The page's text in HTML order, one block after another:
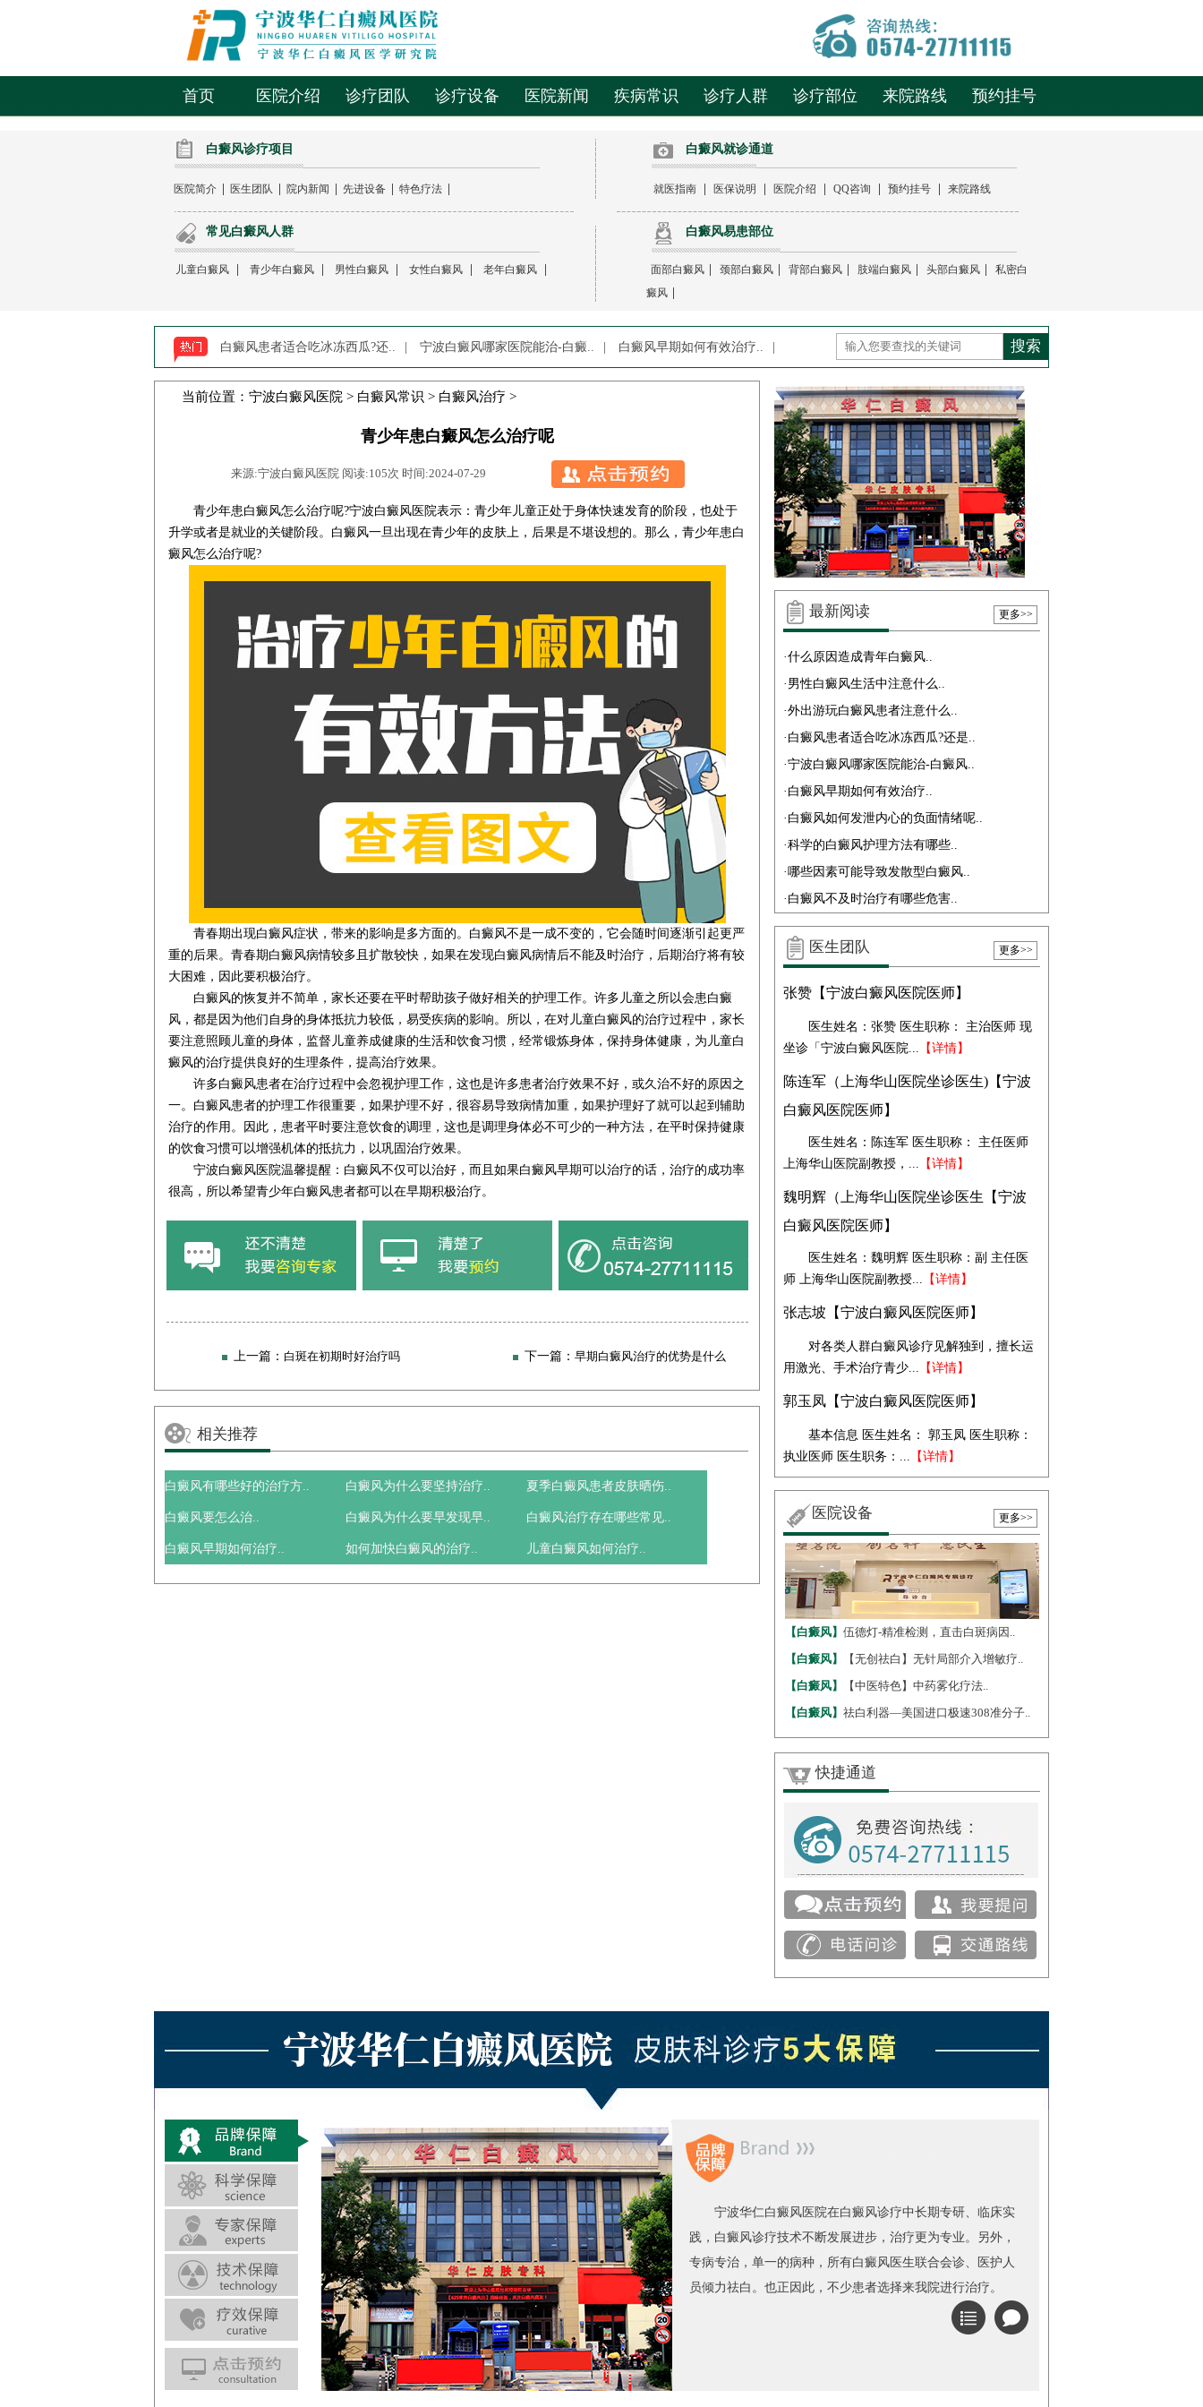
首页 医院介绍 诊疗团队 诊疗设备 医院新闻 疾病常识 诊疗人群 诊疗部位 来院路线 预约挂号
白癜风诊疗项目 白癜风就诊通道
常见白癜风人群 白癜风易患部位
医院简介 医生团队 院内新闻 先进设备 特色疗法 就医指南 医保说明 医院介绍 QQ咨询 预约挂号 来院路线
儿童白癜风 青少年白癜风 男性白癜风 女性白癜风 老年白癜风 面部白癜风 颈部白癜风 背部白癜风 肢端白癜风 头部白癜风
私密白
癜风
白癜风患者适合吃冰冻西瓜?还.. 宁波白癜风哪家医院能治-白癜.. 白癜风早期如何有效治疗..
当前位置： 宁波白癜风医院 > 白癜风常识 > 白癜风治疗 >
青少年患白癜风怎么治疗呢
来源:宁波白癜风医院 阅读:105次 时间:2024-07-29
青少年患白癜风怎么治疗呢?宁波白癜风医院表示：青少年儿童正处于身体快速发育的阶段，也处于
升学或者是就业的关键阶段。白癜风一旦出现在青少年的皮肤上，后果是不堪设想的。那么，青少年患白
癜风怎么治疗呢?
青春期出现白癜风症状，带来的影响是多方面的。白癜风不是一成不变的，它会随时间逐渐引起更严
重的后果。青春期白癜风病情较多且扩散较快，如果在发现白癜风病情后不能及时治疗，后期治疗将有较
大困难，因此要积极治疗。
白癜风的恢复并不简单，家长还要在平时帮助孩子做好相关的护理工作。许多儿童之所以会患白癜
风，都是因为他们自身的身体抵抗力较低，易受疾病的影响。所以，在对儿童白癜风的治疗过程中，家长
要注意照顾儿童的身体，监督儿童养成健康的生活和饮食习惯，经常锻炼身体，保持身体健康，为儿童白
癜风的治疗提供良好的生理条件，提高治疗效果。
许多白癜风患者在治疗过程中会忽视护理工作，这也是许多患者治疗效果不好，或久治不好的原因之
一。白癜风患者的护理工作很重要，如果护理不好，很容易导致病情加重，如果护理好了就可以起到辅助
治疗的作用。因此，患者平时要注意饮食的调理，这也是调理身体必不可少的一种方法，在平时保持健康
的饮食习惯可以增强机体的抵抗力，以巩固治疗效果。
宁波白癜风医院温馨提醒：白癜风不仅可以治好，而且如果白癜风早期可以治疗的话，治疗的成功率
很高，所以希望青少年白癜风患者都可以在早期积极治疗。
上一篇： 白斑在初期时好治疗吗 下一篇： 早期白癜风治疗的优势是什么
相关推荐
白癜风有哪些好的治疗方.. 白癜风为什么要坚持治疗.. 夏季白癜风患者皮肤晒伤..
白癜风要怎么治.. 白癜风为什么要早发现早.. 白癜风治疗存在哪些常见..
白癜风早期如何治疗.. 如何加快白癜风的治疗.. 儿童白癜风如何治疗..
最新阅读 更多>>
·什么原因造成青年白癜风..
· 男性白癜风生活中注意什么..
·外出游玩白癜风患者注意什么..
· 白癜风患者适合吃冰冻西瓜?还是..
·宁波白癜风哪家医院能治-白癜风..
· 白癜风早期如何有效治疗..
· 白癜风如何发泄内心的负面情绪呢..
·科学的白癜风护理方法有哪些..
·哪些因素可能导致发散型白癜风..
· 白癜风不及时治疗有哪些危害..
医生团队 更多>>
张赞【宁波白癜风医院医师】
医生姓名：张赞 医生职称： 主治医师 现
坐诊「宁波白癜风医院... 【详情】
陈连军（上海华山医院坐诊医生)【宁波
白癜风医院医师】
医生姓名：陈连军 医生职称： 主任医师
上海华山医院副教授，... 【详情】
魏明辉（上海华山医院坐诊医生【宁波
白癜风医院医师】
医生姓名：魏明辉 医生职称：副 主任医
师 上海华山医院副教授... 【详情】
张志坡【宁波白癜风医院医师】
对各类人群白癜风诊疗见解独到，擅长运
用激光、手术治疗青少... 【详情】
郭玉凤【宁波白癜风医院医师】
基本信息 医生姓名： 郭玉凤 医生职称：
执业医师 医生职务：... 【详情】
医院设备 更多>>
【白癜风】 伍德灯-精准检测，直击白斑病因..
【白癜风】
【无创祛白】无针局部介入增敏疗..
【白癜风】
【中医特色】中药雾化疗法..
【白癜风】 祛白利器—美国进口极速308准分子..
快捷通道
宁波华仁白癜风医院在白癜风诊疗中长期专研、临床实
践，白癜风诊疗技术不断发展进步，治疗更为专业。另外，
专病专治，单一的病种，所有白癜风医生联合会诊、医护人
员倾力祛白。也正因此，不少患者选择来我院进行治疗。